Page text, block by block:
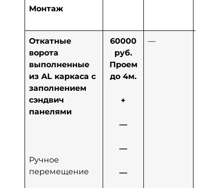
Монтаж
Откатные
ворота
выполненные
из AL каркаса с
заполнением
сэндвич
панелями
Ручное
перемещение
60000
руб.
Проем
до 4м.
+
—
—
—
—